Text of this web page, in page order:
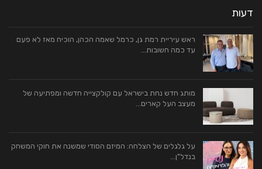
דעות
ראש עיריית רמת גן, כרמל שאמה הכהן, הוכיח מאז לא פעם
עד כמה חשובות…
מותג חדש נחת בישראל עם קולקצייה חדשה ומפתיעה של
מעצב העל קארים…
על גלגלים של הצלחה: המיזם הסודי שמשנה את חוקי המשחק
בנדל"ן…